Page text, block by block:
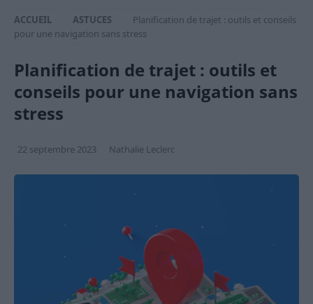
ACCUEIL ASTUCES
Planification de trajet : outils et conseils
pour une navigation sans stress
Planification de trajet : outils et
conseils pour une navigation sans
stress
22 septembre 2023 Nathalie Leclerc